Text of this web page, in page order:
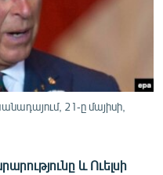
21-ը մայիսի,
և Ուելսի